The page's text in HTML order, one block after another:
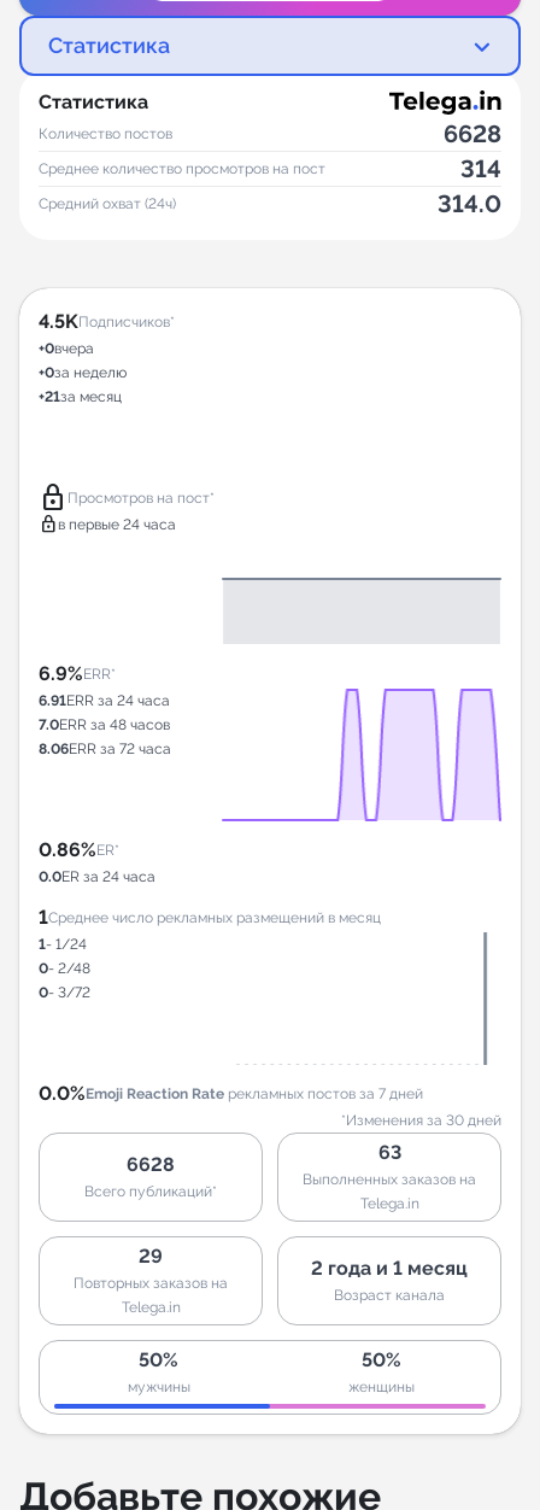
Статистика
Статистика
Количество постов 6628
Среднее количество просмотров на пост 314
Средний охват (24ч) 314.0
4.5KПодписчиков*
+0вчера
+0за неделю
+21за месяц
lock Просмотров на пост*
lock в первые 24 часа
6.9%ERR*
6.91ERR за 24 часа
7.0ERR за 48 часов
8.06ERR за 72 часа
0.86%ER*
0.0ER за 24 часа
1Среднее число рекламных размещений в месяц
1- 1/24
0- 2/48
0- 3/72
0.0%Emoji Reaction Rate рекламных постов за 7 дней
*Изменения за 30 дней
6628
Всего публикаций*
63
Выполненных заказов на
Telega.in
29
Повторных заказов на
Telega.in
2 года и 1 месяц
Возраст канала
50%
мужчины
50%
женщины
Добавьте похожие